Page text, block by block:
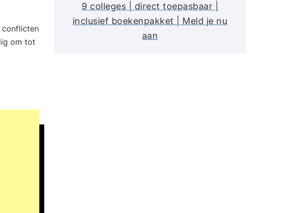
conflicten
om tot
9 colleges | direct toepasbaar |
inclusief boekenpakket | Meld je nu
aan